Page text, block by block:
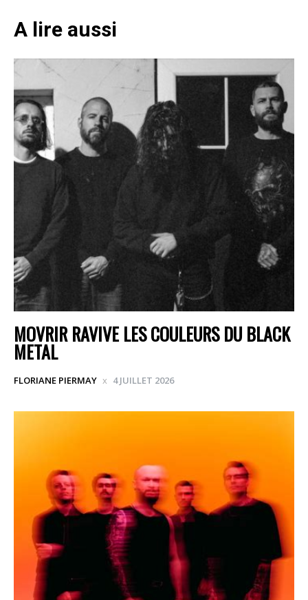
A lire aussi
MOVRIR RAVIVE LES COULEURS DU BLACK
METAL
FLORIANE PIERMAY 4 JUILLET 2026